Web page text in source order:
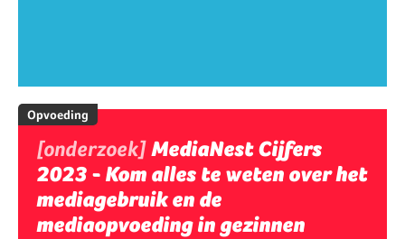
Opvoeding
[onderzoek]MediaNest Cijfers
2023 - Kom alles te weten over het
mediagebruik en de
mediaopvoeding in gezinnen